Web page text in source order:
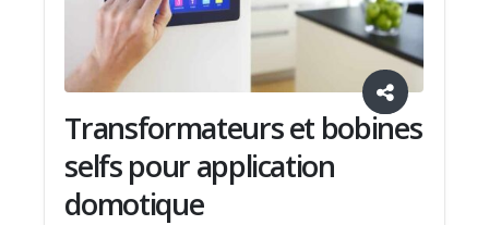
Transformateurs et bobines
selfs pour application
domotique